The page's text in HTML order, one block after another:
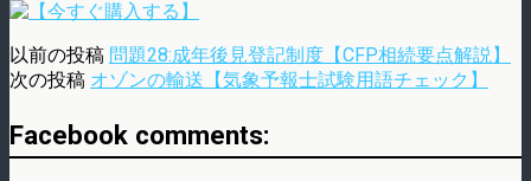
以前の投稿 問題28:成年後見登記制度【CFP相続要点解説】
次の投稿 オゾンの輸送【気象予報士試験用語チェック】
Facebook comments: